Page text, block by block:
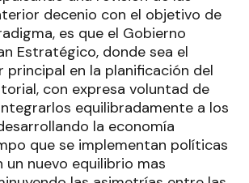
decenio con el objetivo de
es que el Gobierno
Estratégico, donde sea el
principal en la planificación del
con expresa voluntad de
equilibradamente a los
la economía
que se implementan políticas
un nuevo equilibrio mas